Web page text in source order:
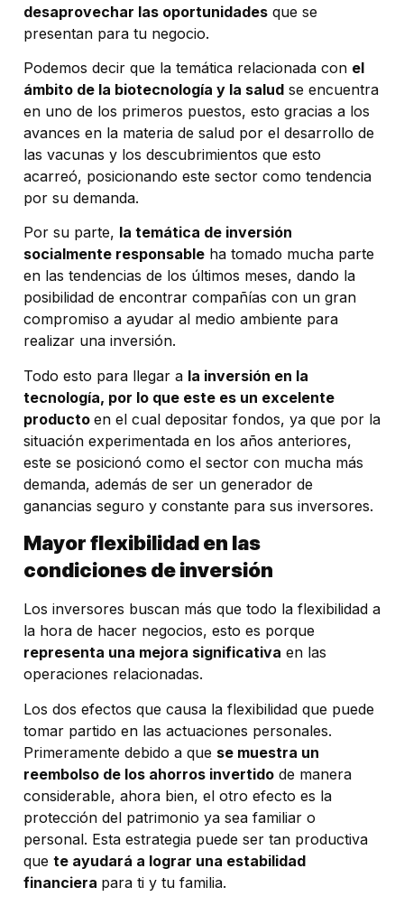
desaprovechar las oportunidades que se
presentan para tu negocio.
Podemos decir que la temática relacionada con el
ámbito de la biotecnología y la salud se encuentra
en uno de los primeros puestos, esto gracias a los
avances en la materia de salud por el desarrollo de
las vacunas y los descubrimientos que esto
acarreó, posicionando este sector como tendencia
por su demanda.
Por su parte, la temática de inversión
socialmente responsable ha tomado mucha parte
en las tendencias de los últimos meses, dando la
posibilidad de encontrar compañías con un gran
compromiso a ayudar al medio ambiente para
realizar una inversión.
Todo esto para llegar a la inversión en la
tecnología, por lo que este es un excelente
producto en el cual depositar fondos, ya que por la
situación experimentada en los años anteriores,
este se posicionó como el sector con mucha más
demanda, además de ser un generador de
ganancias seguro y constante para sus inversores.
Mayor flexibilidad en las
condiciones de inversión
Los inversores buscan más que todo la flexibilidad a
la hora de hacer negocios, esto es porque
representa una mejora significativa en las
operaciones relacionadas.
Los dos efectos que causa la flexibilidad que puede
tomar partido en las actuaciones personales.
Primeramente debido a que se muestra un
reembolso de los ahorros invertido de manera
considerable, ahora bien, el otro efecto es la
protección del patrimonio ya sea familiar o
personal. Esta estrategia puede ser tan productiva
que te ayudará a lograr una estabilidad
financiera para ti y tu familia.